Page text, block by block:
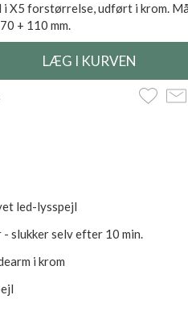
i X5 forstørrelse, udført i krom.
+ 110 mm.
led-lysspejl
slukker selv efter 10 min.
i krom